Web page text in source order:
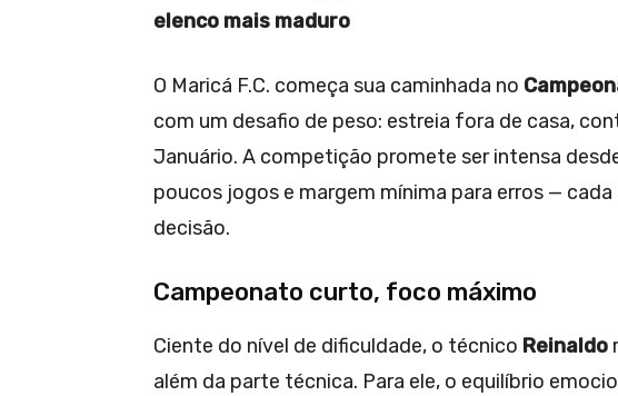
elenco mais maduro
O Maricá F.C. começa sua caminhada no
com um desafio de peso: estreia fora de casa,
Januário. A competição promete ser intensa
poucos jogos e margem mínima para erros —
decisão.
Campeonato curto, foco máximo
Ciente do nível de dificuldade, o técnico Reinaldo
além da parte técnica. Para ele, o equilíbrio